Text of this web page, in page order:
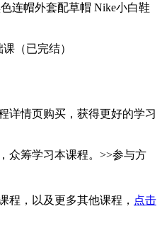
连帽外套配草帽 Nike小白鞋
详情页购买，获得更好的学习
众筹学习本课程。>>参与方
程，以及更多其他课程， 点击